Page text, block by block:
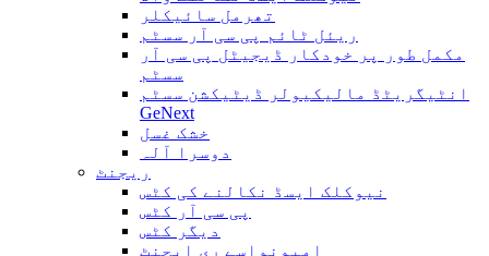
تھرمل سائیکلر
ریئل ٹائم پی سی آر سسٹم
مکمل طور پر خودکار ڈیجیٹل پی سی آر
سسٹم
انٹیگریٹڈ مالیکیولر ڈیٹیکشن سسٹم
GeNext
خشک غسل
دوسرا آلہ
ریجنٹ
نیوکلک ایسڈ نکالنے کی کٹس
پی سی آر کٹس
دیگر کٹس
امیونواسے ری ایجنٹ